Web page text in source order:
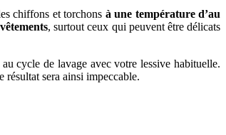
chiffons et torchons à une température d’au
, surtout ceux qui peuvent être délicats
cycle de lavage avec votre lessive habituelle.
résultat sera ainsi impeccable.